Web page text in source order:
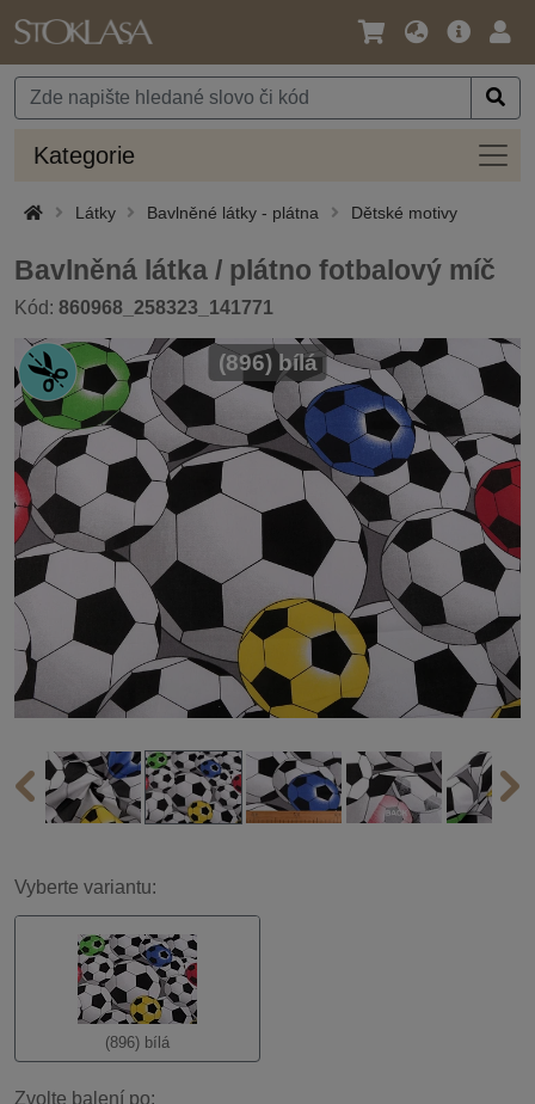
Jazyk
Měna
Hlavní
Kategorie
Látky Bavlněné látky - plátna Dětské motivy
Bavlněná látka / plátno fotbalový míč
Kód: 860968_258323_141771
(896) bílá
Vyberte variantu:
(896) bílá
Zvolte balení po: